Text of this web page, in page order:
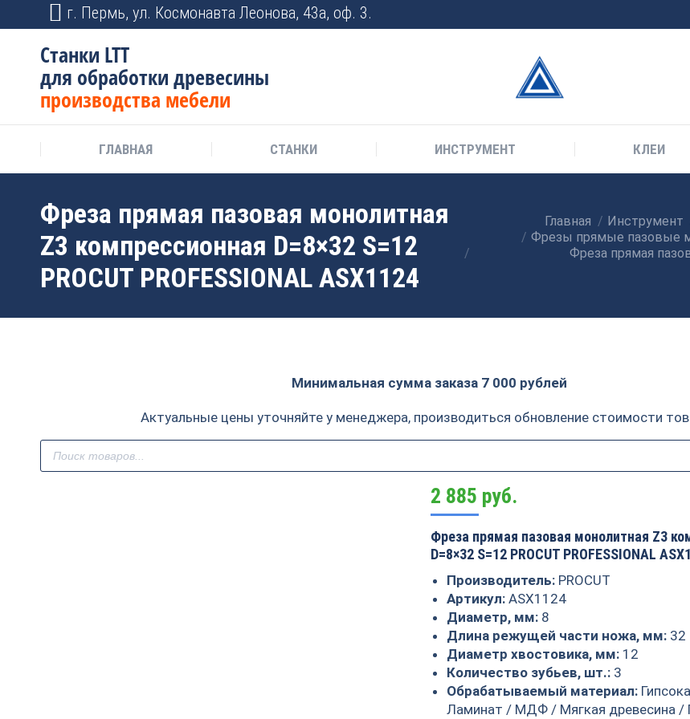
г. Пермь, ул. Космонавта Леонова, 43а, оф. 3.
Станки LTT
для обработки древесины
производства мебели
ГЛАВНАЯ СТАНКИ ИНСТРУМЕНТ КЛЕИ
Фреза прямая пазовая монолитная
Z3 компрессионная D=8×32 S=12
PROCUT PROFESSIONAL ASX1124
Главная Инструмент
Фрезы прямые пазовые
Фреза прямая
Минимальная сумма заказа 7 000 рублей
Актуальные цены уточняйте у менеджера, производиться обновление стоимости
Поиск
товаров
2 885 руб.
Фреза прямая пазовая монолитная Z3
D=8×32 S=12 PROCUT PROFESSIONAL
Производитель: PROCUT
Артикул:ASX1124
Диаметр, мм: 8
Длина режущей части ножа, мм: 32
Диаметр хвостовика, мм: 12
Количество зубьев, шт.: 3
Обрабатываемый материал:
Ламинат / МДФ / Мягкая древесина /